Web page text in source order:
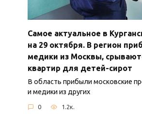
Самое актуальное в
на 29 октября. В регион
медики из Москвы,
квартир для детей-сирот
В область прибыли московские
и медики из других
0 1.2к.